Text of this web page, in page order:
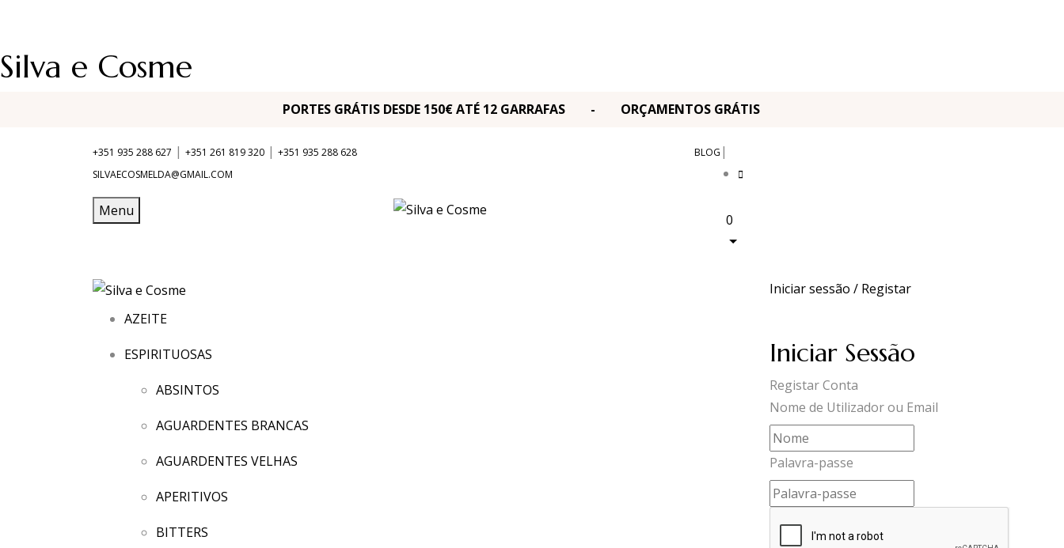
Silva e Cosme
PORTES GRÁTIS DESDE 150€ ATÉ 12 GARRAFAS - ORÇAMENTOS GRÁTIS
+351 935 288 627 | +351 261 819 320 | +351 935 288 628
SILVAECOSMELDA@GMAIL.COM
BLOG |
Menu
0
AZEITE
ESPIRITUOSAS
ABSINTOS
AGUARDENTES BRANCAS
AGUARDENTES VELHAS
APERITIVOS
BITTERS
Iniciar sessão / Registar
Iniciar Sessão
Registar Conta
Nome de Utilizador ou Email
Palavra-passe